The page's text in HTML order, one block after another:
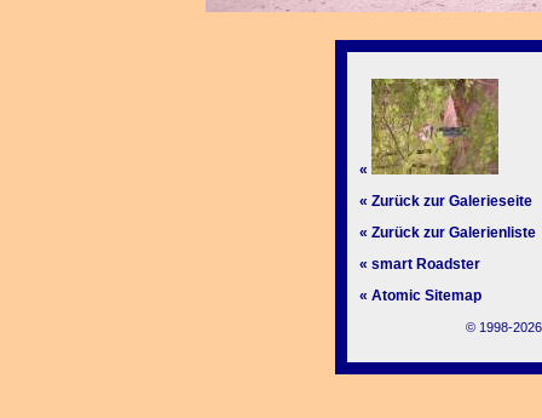
«
« Zurück zur Galerieseite
« Zurück zur Galerienliste
« smart Roadster
« Atomic Sitemap
© 1998-